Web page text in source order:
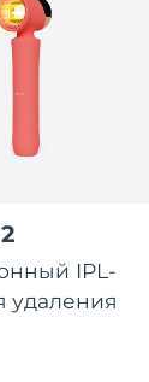
IPL-
удаления